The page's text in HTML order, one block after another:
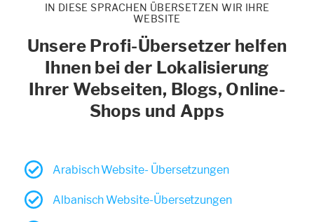
IN DIESE SPRACHEN ÜBERSETZEN WIR IHRE
WEBSITE
Unsere Profi-Übersetzer helfen
Ihnen bei der Lokalisierung
Ihrer Webseiten, Blogs, Online-
Shops und Apps
Arabisch Website- Übersetzungen
Albanisch Website-Übersetzungen